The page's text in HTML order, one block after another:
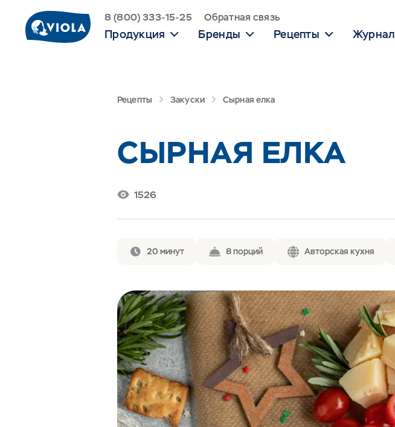
8 (800) 333-15-25 Обратная связь
Продукция Бренды Рецепты Журнал
Рецепты Закуски Сырная елка
СЫРНАЯ ЕЛКА
1526
20 минут 8 порций Авторская кухня